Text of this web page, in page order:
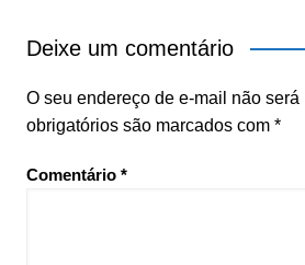
Deixe um comentário
O seu endereço de e-mail não será
obrigatórios são marcados com *
Comentário *